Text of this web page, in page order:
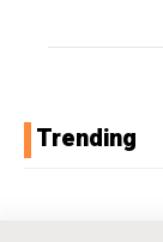
Trending